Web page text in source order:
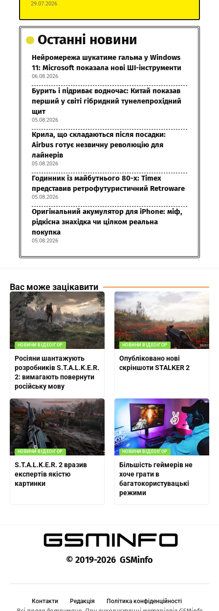
29.07.2026
Останні новини
Нейромережа шукатиме гальма у Windows
11: Microsoft показала нові ШІ-інструменти
06.08.2026
Бурить і підриває водночас: Китай показав
перший у світі гібридний тунелепрохідний
щит
05.08.2026
Крила, що складаються після посадки:
Airbus готує незвичну революцію для
лайнерів
05.08.2026
Годинник із майбутнього 80-х: Timex
представив ретрофутуристичний Retroware
05.08.2026
Оригінальний акумулятор для iPhone: міф,
рідкісна знахідка чи цілком реальна
покупка
05.08.2026
Вас може зацікавити
НОВИНИ ВІДЕОІГОР
Росіяни шантажують
розробників S.T.A.L.K.E.R.
2: вимагають повернути
російську мову
НОВИНИ ВІДЕОІГОР
Опубліковано нові
скріншоти STALKER 2
НОВИНИ ВІДЕОІГОР
S.T.A.L.K.E.R. 2 вразив
експертів якістю
картинки
НОВИНИ ВІДЕОІГОР
Більшість геймерів не
хоче грати в
багатокористувацькі
режими
© 2019-2026 GSMinfo
Контакти Редакція Політика конфіденційності